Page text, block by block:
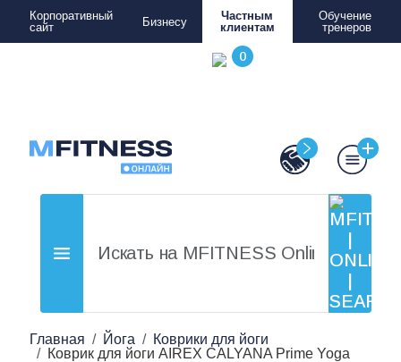
Корпоративный
сайт
Бизнесу
Частным
клиентам
Обучение
тренеров
Главная Йога
Коврики для йоги
Коврик для йоги AIREX CALYANA Prime Yoga